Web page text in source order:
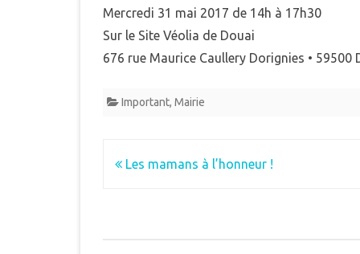
LE PLU
Mercredi 31 mai 2017 de 14h à 17h30
Sur le Site Véolia de Douai
676 rue Maurice Caullery Dorignies • 59500
Important, Mairie
Navigation
Les mamans à l’honneur !